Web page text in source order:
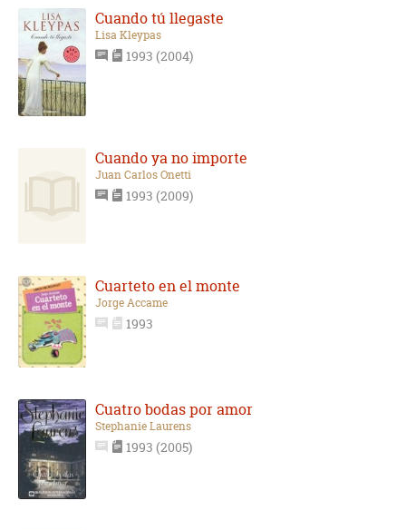
Cuando tú llegaste
Lisa Kleypas
1993 (2004)
Cuando ya no importe
Juan Carlos Onetti
1993 (2009)
Cuarteto en el monte
Jorge Accame
1993
Cuatro bodas por amor
Stephanie Laurens
1993 (2005)